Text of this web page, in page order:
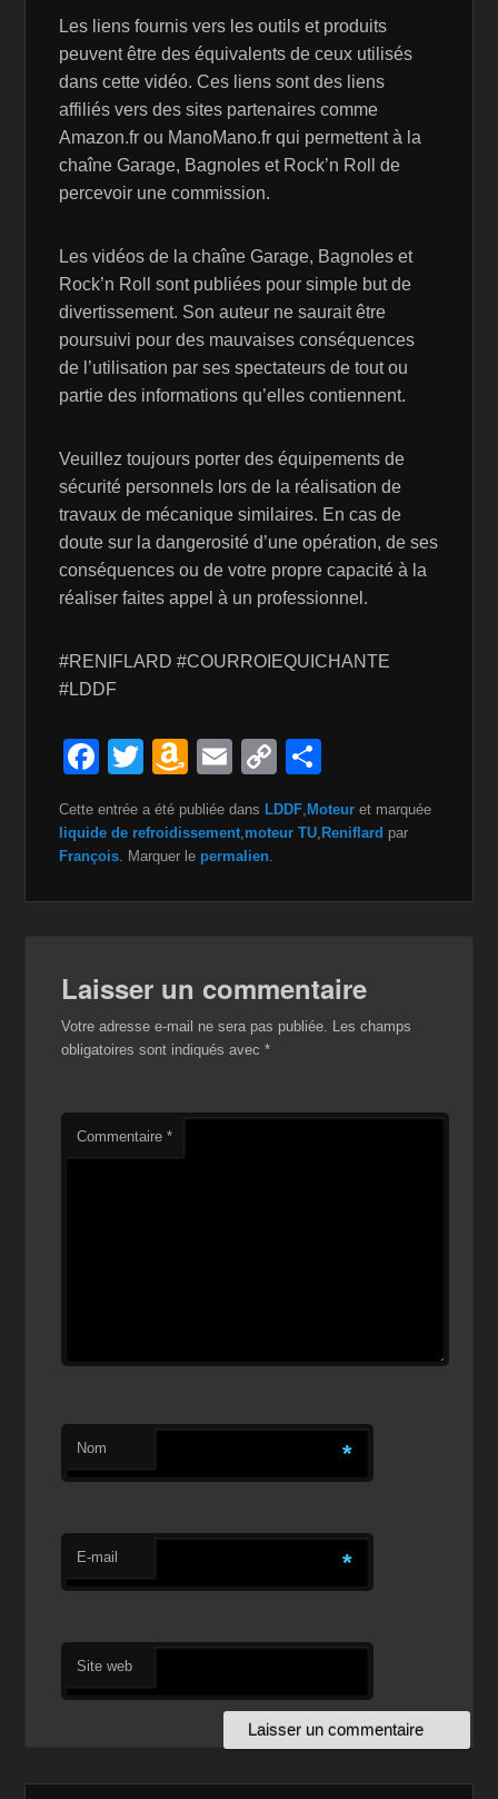
Les liens fournis vers les outils et produits
peuvent être des équivalents de ceux utilisés
dans cette vidéo. Ces liens sont des liens
affiliés vers des sites partenaires comme
Amazon.fr ou ManoMano.fr qui permettent à la
chaîne Garage, Bagnoles et Rock’n Roll de
percevoir une commission.
Les vidéos de la chaîne Garage, Bagnoles et
Rock’n Roll sont publiées pour simple but de
divertissement. Son auteur ne saurait être
poursuivi pour des mauvaises conséquences
de l’utilisation par ses spectateurs de tout ou
partie des informations qu’elles contiennent.
Veuillez toujours porter des équipements de
sécurité personnels lors de la réalisation de
travaux de mécanique similaires. En cas de
doute sur la dangerosité d’une opération, de ses
conséquences ou de votre propre capacité à la
réaliser faites appel à un professionnel.
#RENIFLARD #COURROIEQUICHANTE
#LDDF
F
c
e
b
k
T
wi
tt
er
A
m
a
z
o
is
h
st
E
m
ail
C
o
p
Li
ta
er
Cette entrée a été publiée dans LDDF, Moteur et marquée
liquide de refroidissement,moteur TU, Reniflard par
François. Marquer le permalien.
Laisser un commentaire
Votre adresse e-mail ne sera pas publiée. Les champs
obligatoires sont indiqués avec*
Commentaire*
Nom *
E-mail *
Site web